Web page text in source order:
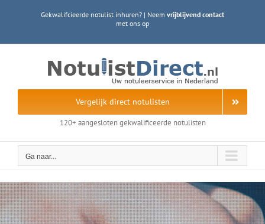
Gekwalifcieerde notulist inhuren? | Neem vrijblijvend contact
met ons op
Vergelijk direct notulisten
120+ aangesloten gekwalificeerde notulisten
Ga naar...